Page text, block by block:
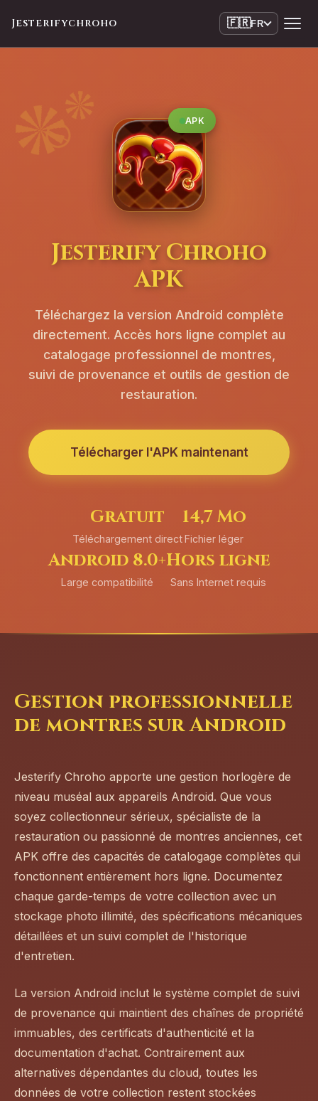
Jesterifychroho 🇫🇷FR
APK
Jesterify Chroho
APK
Téléchargez la version Android complète
directement. Accès hors ligne complet au
catalogage professionnel de montres,
suivi de provenance et outils de gestion de
restauration.
Télécharger l'APK maintenant
Gratuit
Téléchargement direct
14,7 Mo
Fichier léger
Android 8.0+
Large compatibilité
Hors ligne
Sans Internet requis
Gestion professionnelle
de montres sur Android
Jesterify Chroho apporte une gestion horlogère de
niveau muséal aux appareils Android. Que vous
soyez collectionneur sérieux, spécialiste de la
restauration ou passionné de montres anciennes, cet
APK offre des capacités de catalogage complètes qui
fonctionnent entièrement hors ligne. Documentez
chaque garde-temps de votre collection avec un
stockage photo illimité, des spécifications mécaniques
détaillées et un suivi complet de l'historique
d'entretien.
La version Android inclut le système complet de suivi
de provenance qui maintient des chaînes de propriété
immuables, des certificats d'authenticité et la
documentation d'achat. Contrairement aux
alternatives dépendantes du cloud, toutes les
données de votre collection restent stockées